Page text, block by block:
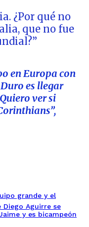
¿Por qué no
que no fue
en Europa con
es llegar
ver si
grande y el
Aguirre se
y es bicampeón